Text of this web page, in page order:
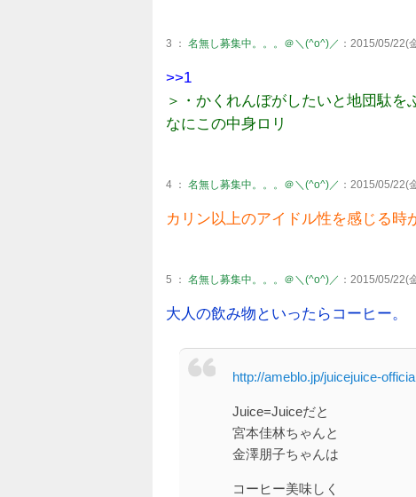
3 ： 名無し募集中。。。＠＼(^o^)／ ：2015/05/22(
>>1
＞・かくれんぼがしたいと地団駄を
なにこの中身ロリ
4 ： 名無し募集中。。。＠＼(^o^)／ ：2015/05/22(
カリン以上のアイドル性を感じる時
5 ： 名無し募集中。。。＠＼(^o^)／ ：2015/05/22(
大人の飲み物といったらコーヒー。
http://ameblo.jp/juicejuice-
Juice=Juiceだと
宮本佳林ちゃんと
金澤朋子ちゃんは
コーヒー美味しく